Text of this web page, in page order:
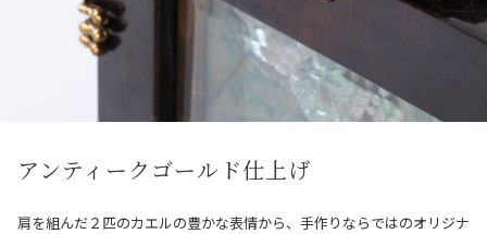
アンティークゴールド仕上げ
肩を組んだ２匹のカエルの豊かな表情から、手作りならではのオリジナ